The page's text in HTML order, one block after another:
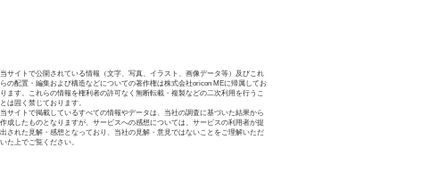
当サイトで公開されている情報（文字、写真、イラスト、画像データ等）及びこれ
らの配置・編集および構造などについての著作権は株式会社oricon MEに帰属してお
ります。これらの情報を権利者の許可なく無断転載・複製などの二次利用を行うこ
とは固く禁じております。
当サイトで掲載しているすべての情報やデータは、当社の調査に基づいた結果から
作成したものとなりますが、サービスへの感想については、サービスの利用者が提
出された見解・感想となっており、当社の見解・意見ではないことをご理解いただ
いた上でご覧ください。